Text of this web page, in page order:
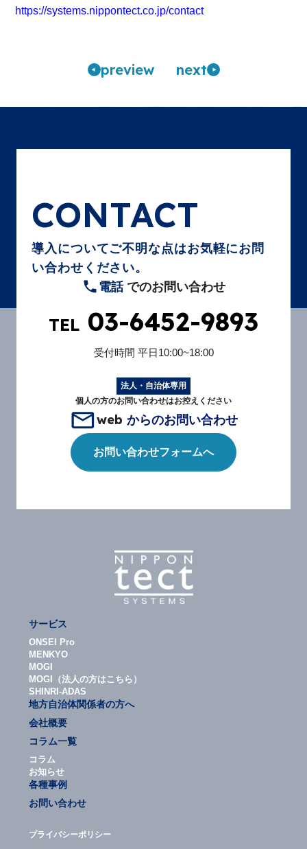
https://systems.nippontect.co.jp/contact
preview next
CONTACT
導入についてご不明な点はお気軽にお問
い合わせください。
電話でのお問い合わせ
TEL 03-6452-9893
受付時間 平日10:00~18:00
法人・自治体専用
個人の方のお問い合わせはお控えください
web からのお問い合わせ
お問い合わせフォームへ
サービス
ONSEI Pro
MENKYO
MOGI
MOGI（法人の方はこちら）
SHINRI-ADAS
地方自治体関係者の方へ
会社概要
コラム一覧
コラム
お知らせ
各種事例
お問い合わせ
プライバシーポリシー